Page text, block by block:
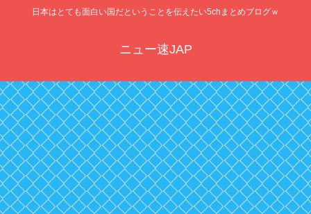
日本はとても面白い国だということを伝えたい5chまとめブログｗ
ニュー速JAP